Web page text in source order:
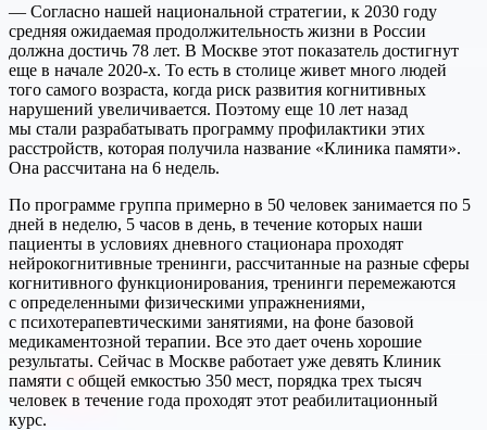
— Согласно нашей национальной стратегии, к 2030 году
средняя ожидаемая продолжительность жизни в России
должна достичь 78 лет. В Москве этот показатель достигнут
еще в начале 2020-х. То есть в столице живет много людей
того самого возраста, когда риск развития когнитивных
нарушений увеличивается. Поэтому еще 10 лет назад
мы стали разрабатывать программу профилактики этих
расстройств, которая получила название «Клиника памяти».
Она рассчитана на 6 недель.
По программе группа примерно в 50 человек занимается по 5
дней в неделю, 5 часов в день, в течение которых наши
пациенты в условиях дневного стационара проходят
нейрокогнитивные тренинги, рассчитанные на разные сферы
когнитивного функционирования, тренинги перемежаются
с определенными физическими упражнениями,
с психотерапевтическими занятиями, на фоне базовой
медикаментозной терапии. Все это дает очень хорошие
результаты. Сейчас в Москве работает уже девять Клиник
памяти с общей емкостью 350 мест, порядка трех тысяч
человек в течение года проходят этот реабилитационный
курс.